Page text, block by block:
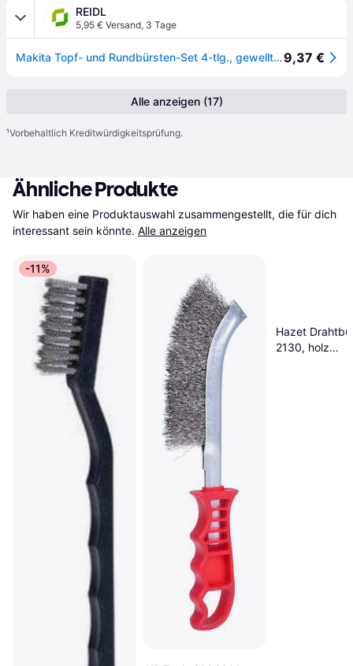
REIDL
5,95 € Versand, 3 Tage
Makita Topf- und Rundbürsten-Set 4-tlg., gewellt, verzinkter Stahl, Rundschaft9,37 €
Alle anzeigen (17)
¹Vorbehaltlich Kreditwürdigkeitsprüfung.
Ähnliche Produkte
Wir haben eine Produktauswahl zusammengestellt, die für dich
interessant sein könnte. Alle anzeigen
-11%
Hazet
2130, holz